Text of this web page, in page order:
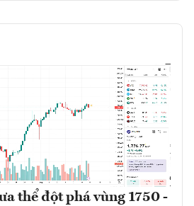
thể đột phá vùng 1750 -